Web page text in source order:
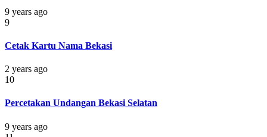
9 years ago
9
Cetak Kartu Nama Bekasi
2 years ago
10
Percetakan Undangan Bekasi Selatan
9 years ago